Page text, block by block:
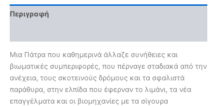
Περιγραφή
Μια Πάτρα που καθημερινά άλλαζε συνήθειες και
βιωματικές συμπεριφορές, που πέρναγε σταδιακά από την
ανέχεια, τους σκοτεινούς δρόμους και τα σφαλιστά
παράθυρα, στην ελπίδα που έφερναν το λιμάνι, τα νέα
επαγγέλματα και οι βιομηχανίες με τα σίγουρα